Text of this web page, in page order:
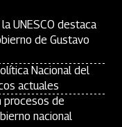
UNESCO destaca
de Gustavo
Nacional del
actuales
procesos de
nacional